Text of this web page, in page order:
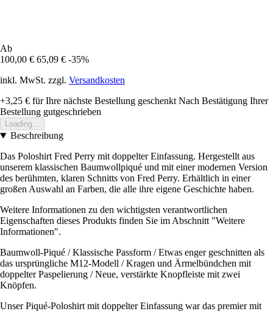
Ab
100,00 € 65,09 € -35%
inkl. MwSt. zzgl. Versandkosten
+3,25 € für Ihre nächste Bestellung geschenkt Nach Bestätigung Ihrer
Bestellung gutgeschrieben
Loading...
Beschreibung
Das Poloshirt Fred Perry mit doppelter Einfassung. Hergestellt aus
unserem klassischen Baumwollpiqué und mit einer modernen Version
des berühmten, klaren Schnitts von Fred Perry. Erhältlich in einer
großen Auswahl an Farben, die alle ihre eigene Geschichte haben.
Weitere Informationen zu den wichtigsten verantwortlichen
Eigenschaften dieses Produkts finden Sie im Abschnitt "Weitere
Informationen".
Baumwoll-Piqué / Klassische Passform / Etwas enger geschnitten als
das ursprüngliche M12-Modell / Kragen und Ärmelbündchen mit
doppelter Paspelierung / Neue, verstärkte Knopfleiste mit zwei
Knöpfen.
Unser Piqué-Poloshirt mit doppelter Einfassung war das premier mit